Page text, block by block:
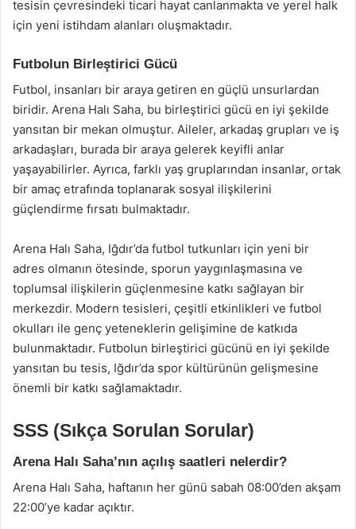
tesisin çevresindeki ticari hayat canlanmakta ve yerel halk
için yeni istihdam alanları oluşmaktadır.
Futbolun Birleştirici Gücü
Futbol, insanları bir araya getiren en güçlü unsurlardan
biridir. Arena Halı Saha, bu birleştirici gücü en iyi şekilde
yansıtan bir mekan olmuştur. Aileler, arkadaş grupları ve iş
arkadaşları, burada bir araya gelerek keyifli anlar
yaşayabilirler. Ayrıca, farklı yaş gruplarından insanlar, ortak
bir amaç etrafında toplanarak sosyal ilişkilerini
güçlendirme fırsatı bulmaktadır.
Arena Halı Saha, Iğdır’da futbol tutkunları için yeni bir
adres olmanın ötesinde, sporun yaygınlaşmasına ve
toplumsal ilişkilerin güçlenmesine katkı sağlayan bir
merkezdir. Modern tesisleri, çeşitli etkinlikleri ve futbol
okulları ile genç yeteneklerin gelişimine de katkıda
bulunmaktadır. Futbolun birleştirici gücünü en iyi şekilde
yansıtan bu tesis, Iğdır’da spor kültürünün gelişmesine
önemli bir katkı sağlamaktadır.
SSS (Sıkça Sorulan Sorular)
Arena Halı Saha’nın açılış saatleri nelerdir?
Arena Halı Saha, haftanın her günü sabah 08:00’den akşam
22:00’ye kadar açıktır.